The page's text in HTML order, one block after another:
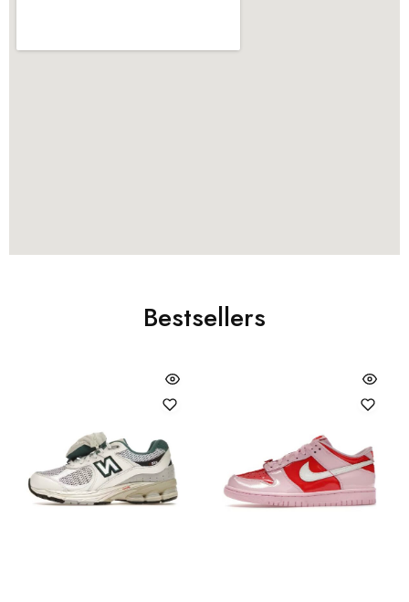
Bestsellers